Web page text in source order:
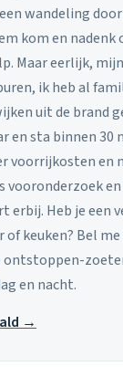
wandeling
kom en nadenk
Maar eerlijk,
ik heb al
uit de brand
en sta binnen 30
voorrijkosten en
vooronderzoek
erbij. Heb je een
keuken? Bel
ontstoppen-
en nacht.
→